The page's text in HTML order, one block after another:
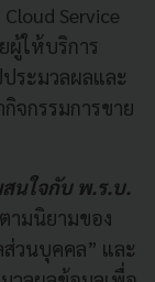
Service
ผู้ให้บริการ
ระมวลผลและ
จกรรมการขาย
นใจกับ พ.ร.บ.
ามนิยามของ
วนบุคคล” และ